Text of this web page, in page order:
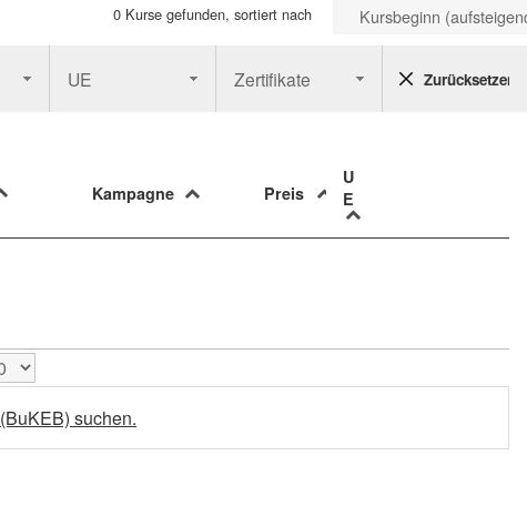
0 Kurse gefunden, sortiert nach Kursbeginn
UE Zertifikate Zurücksetzen
Kampagne Preis
U
E
suchen.